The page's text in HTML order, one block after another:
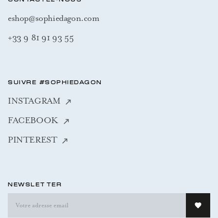
eshop@sophiedagon.com
+33 9 81 91 93 55
SUIVRE #SOPHIEDAGON
INSTAGRAM
FACEBOOK
PINTEREST
NEWSLETTER